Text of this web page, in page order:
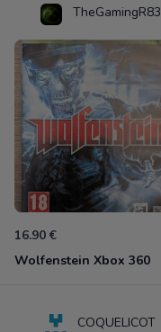
TheGamingR83
16.90 €
Wolfenstein Xbox 360
COQUELICOT